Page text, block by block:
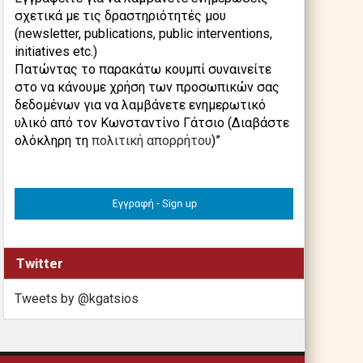
σχετικά με τις δραστηριότητές μου
(newsletter, publications, public interventions,
initiatives etc.)
Πατώντας το παρακάτω κουμπί συναινείτε
στο να κάνουμε χρήση των προσωπικών σας
δεδομένων για να λαμβάνετε ενημερωτικό
υλικό από τον Κωνσταντίνο Γάτσιο (Διαβάστε
ολόκληρη τη πολιτική απορρήτου)”
Twitter
Tweets by @kgatsios